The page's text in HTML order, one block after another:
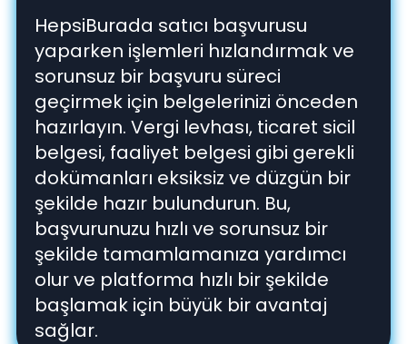
HepsiBurada satıcı başvurusu
yaparken işlemleri hızlandırmak ve
sorunsuz bir başvuru süreci
geçirmek için belgelerinizi önceden
hazırlayın. Vergi levhası, ticaret sicil
belgesi, faaliyet belgesi gibi gerekli
dokümanları eksiksiz ve düzgün bir
şekilde hazır bulundurun. Bu,
başvurunuzu hızlı ve sorunsuz bir
şekilde tamamlamanıza yardımcı
olur ve platforma hızlı bir şekilde
başlamak için büyük bir avantaj
sağlar.